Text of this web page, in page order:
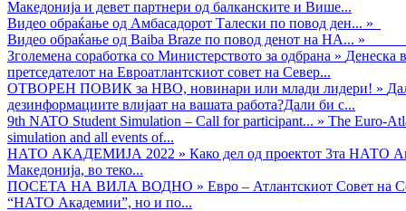
Македонија и девет партнери од балканските и Више...
Видео обраќањe од Амбасадорот Талески по повод ден... »
Видео обраќање од Baiba Braze по повод денот на НА... »
Зголемена соработка со Министерството за одбрана » Денеска
претседателот на Евроатлантскиот совет на Север...
ОТВОРЕН ПОВИК за НВО, новинари или млади лидери! »
дезинформациите влијаат на вашата работа?Дали би с...
9th NATO Student Simulation – Call for participant... » The Euro-
simulation and all events of...
НАТО АКАДЕМИЈА 2022 » Како дел од проектот 3та НАТО
Македонија, во теко...
ПОСЕТА НА ВИЛА ВОДНО » Евро – Атлантскиот Совет на
“НАТО Академии”, но и по...